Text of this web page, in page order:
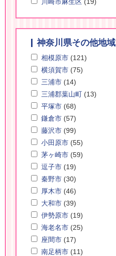
神奈川県その他地域
相模原市 (121)
横須賀市 (75)
三浦市 (14)
三浦郡葉山町 (13)
平塚市 (68)
鎌倉市 (57)
藤沢市 (99)
小田原市 (55)
茅ヶ崎市 (59)
逗子市 (19)
秦野市 (30)
厚木市 (46)
大和市 (39)
伊勢原市 (19)
海老名市 (25)
座間市 (17)
南足柄市 (11)